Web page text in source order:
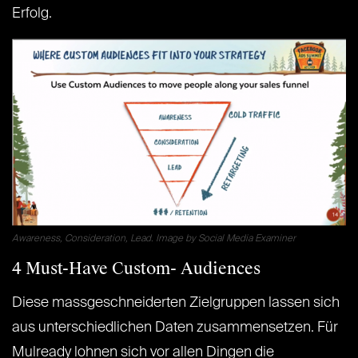
Erfolg.
Awareness, Consideration, Lead. Image by Social Media Examiner
4 Must-Have Custom- Audiences
Diese massgeschneiderten Zielgruppen lassen sich
aus unterschiedlichen Daten zusammensetzen. Für
Mulready lohnen sich vor allen Dingen die